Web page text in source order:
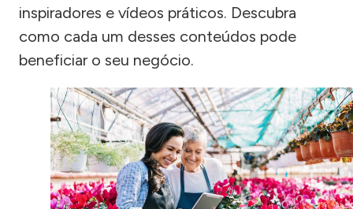
inspiradores e vídeos práticos. Descubra
como cada um desses conteúdos pode
beneficiar o seu negócio.